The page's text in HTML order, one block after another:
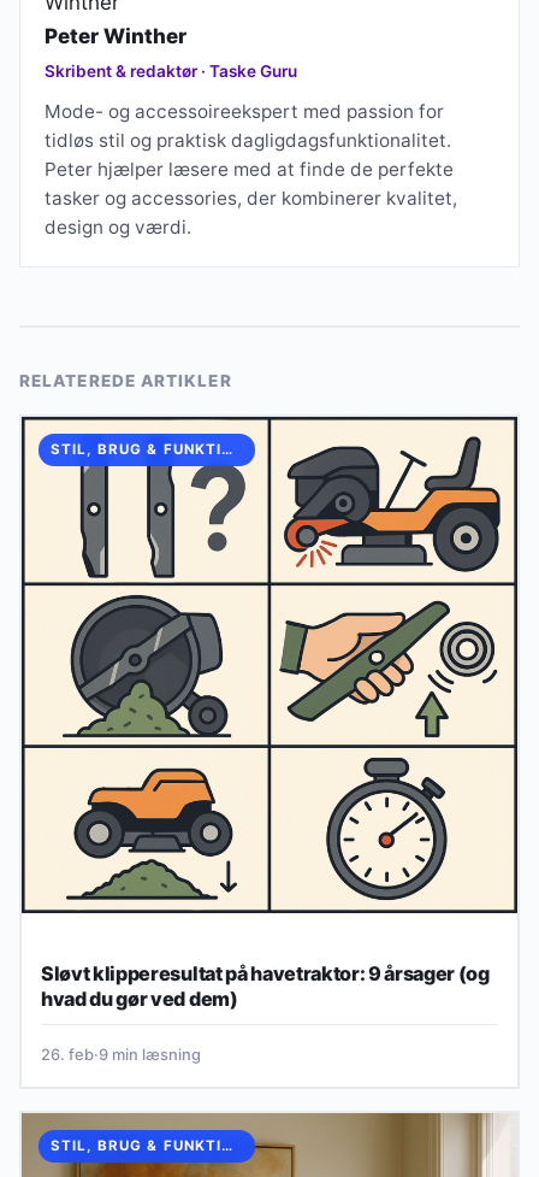
Peter Winther
Skribent & redaktør · Taske Guru
Mode- og accessoireekspert med passion for
tidløs stil og praktisk dagligdagsfunktionalitet.
Peter hjælper læsere med at finde de perfekte
tasker og accessories, der kombinerer kvalitet,
design og værdi.
RELATEREDE ARTIKLER
STIL, BRUG & FUNKTION
Sløvt klipperesultat på havetraktor: 9 årsager (og
hvad du gør ved dem)
26. feb·9 min læsning
STIL, BRUG & FUNKTION